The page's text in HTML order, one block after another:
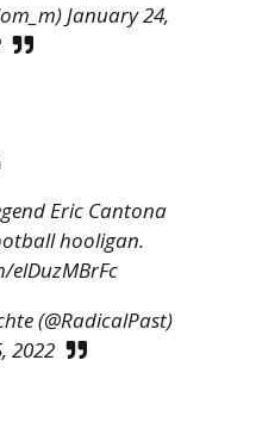
January 24,
Eric Cantona
hooligan.
(@RadicalPast)
2022